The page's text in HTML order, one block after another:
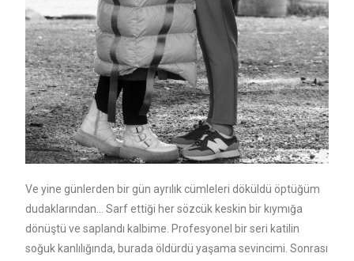
Ve yine günlerden bir gün ayrılık cümleleri döküldü öptüğüm
dudaklarından… Sarf ettiği her sözcük keskin bir kıymığa
dönüştü ve saplandı kalbime. Profesyonel bir seri katilin
soğuk kanlılığında, burada öldürdü yaşama sevincimi. Sonrası